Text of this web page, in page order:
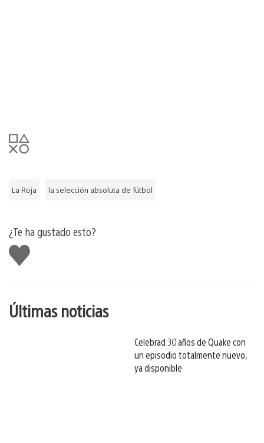
La Roja la selección absoluta de fútbol
¿Te ha gustado esto?
Me
gusta
Últimas noticias
Celebrad 30 años de Quake con
un episodio totalmente nuevo,
ya disponible